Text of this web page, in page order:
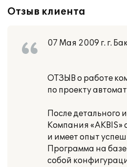
Отзыв клиента
07 Мая 2009 г. г.
ОТЗЫВ о работе
по проекту
После детального
Компания «AKBIS»
и имеет опыт
Программа на
собой